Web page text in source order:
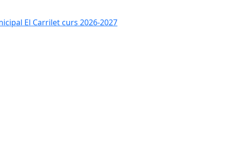
El Carrilet curs 2026-2027